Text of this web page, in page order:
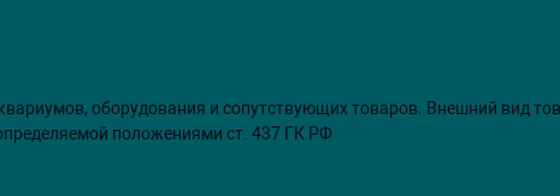
оборудования и сопутствующих товаров. Внешний вид
положениями ст. 437 ГК РФ